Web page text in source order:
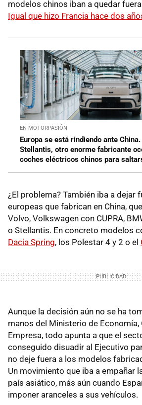
modelos chinos iban a quedar
Igual que hizo Francia hace dos
EN MOTORPASIÓN
Europa se está rindiendo ante
Stellantis, otro enorme fabricante
coches eléctricos chinos para
¿El problema? También iba a dejar
europeas que fabrican en China,
Volvo, Volkswagen con CUPRA,
o Stellantis. En concreto modelos
Dacia Spring, los Polestar 4 y 2 o el
Aunque la decisión aún no se ha
manos del Ministerio de Economía,
Empresa, todo apunta a que el
conseguido disuadir al Ejecutivo
no deje fuera a los modelos
Un movimiento que iba a empañar
país asiático, más aún cuando
imponer aranceles a sus vehículos.